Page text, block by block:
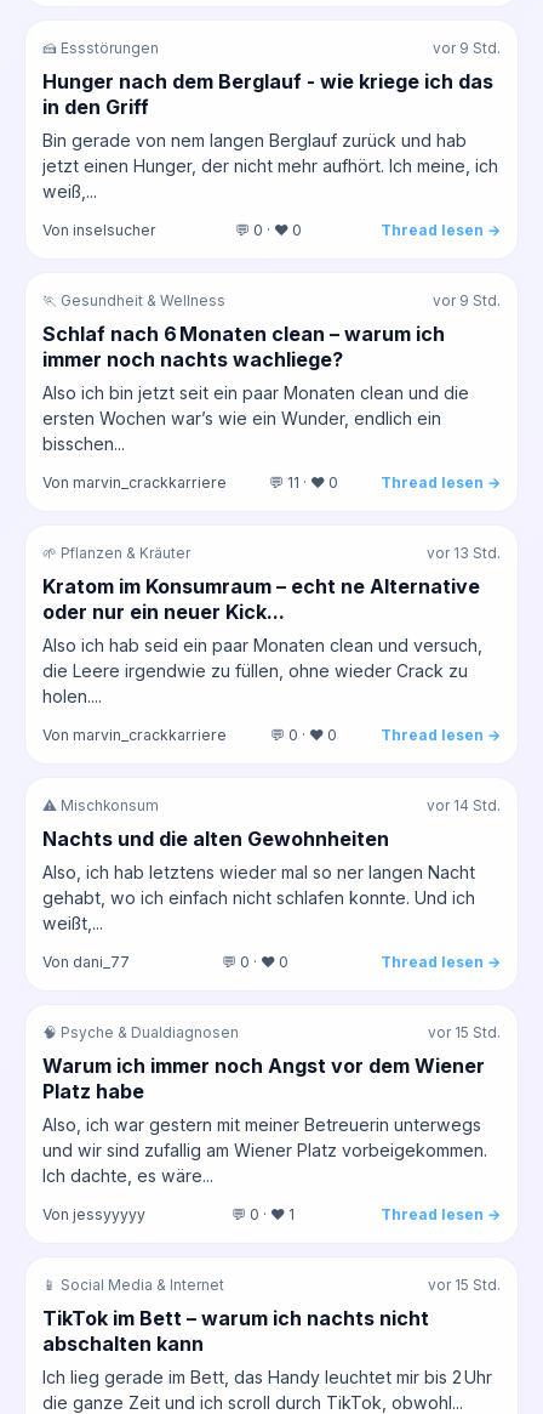
🍰 Essstörungen vor 9 Std.
Hunger nach dem Berglauf - wie kriege ich das
in den Griff
Bin gerade von nem langen Berglauf zurück und hab
jetzt einen Hunger, der nicht mehr aufhört. Ich meine, ich
weiß,...
Von inselsucher 💬 0 · ❤️ 0 Thread lesen →
🏃 Gesundheit & Wellness vor 9 Std.
Schlaf nach 6 Monaten clean – warum ich
immer noch nachts wachliege?
Also ich bin jetzt seit ein paar Monaten clean und die
ersten Wochen war’s wie ein Wunder, endlich ein
bisschen...
Von marvin_crackkarriere 💬 11 · ❤️ 0 Thread lesen →
🌱 Pflanzen & Kräuter vor 13 Std.
Kratom im Konsumraum – echt ne Alternative
oder nur ein neuer Kick...
Also ich hab seid ein paar Monaten clean und versuch,
die Leere irgendwie zu füllen, ohne wieder Crack zu
holen....
Von marvin_crackkarriere 💬 0 · ❤️ 0 Thread lesen →
⚠️ Mischkonsum vor 14 Std.
Nachts und die alten Gewohnheiten
Also, ich hab letztens wieder mal so ner langen Nacht
gehabt, wo ich einfach nicht schlafen konnte. Und ich
weißt,...
Von dani_77 💬 0 · ❤️ 0 Thread lesen →
🧠 Psyche & Dualdiagnosen vor 15 Std.
Warum ich immer noch Angst vor dem Wiener
Platz habe
Also, ich war gestern mit meiner Betreuerin unterwegs
und wir sind zufallig am Wiener Platz vorbeigekommen.
Ich dachte, es wäre...
Von jessyyyyy 💬 0 · ❤️ 1 Thread lesen →
📱 Social Media & Internet vor 15 Std.
TikTok im Bett – warum ich nachts nicht
abschalten kann
Ich lieg gerade im Bett, das Handy leuchtet mir bis 2 Uhr
die ganze Zeit und ich scroll durch TikTok, obwohl...